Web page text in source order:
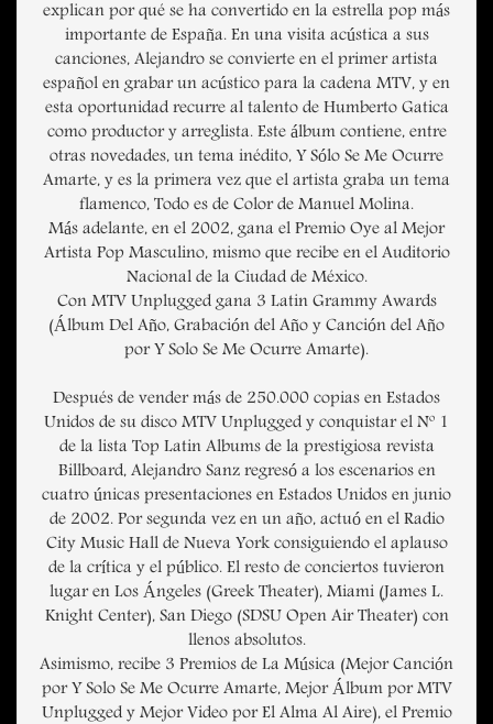
explican por qué se ha convertido en la estrella pop más
importante de España. En una visita acústica a sus
canciones, Alejandro se convierte en el primer artista
español en grabar un acústico para la cadena MTV, y en
esta oportunidad recurre al talento de Humberto Gatica
como productor y arreglista. Este álbum contiene, entre
otras novedades, un tema inédito, Y Sólo Se Me Ocurre
Amarte, y es la primera vez que el artista graba un tema
flamenco, Todo es de Color de Manuel Molina.
Más adelante, en el 2002, gana el Premio Oye al Mejor
Artista Pop Masculino, mismo que recibe en el Auditorio
Nacional de la Ciudad de México.
Con MTV Unplugged gana 3 Latin Grammy Awards
(Álbum Del Año, Grabación del Año y Canción del Año
por Y Solo Se Me Ocurre Amarte).
Después de vender más de 250.000 copias en Estados
Unidos de su disco MTV Unplugged y conquistar el Nº 1
de la lista Top Latin Albums de la prestigiosa revista
Billboard, Alejandro Sanz regresó a los escenarios en
cuatro únicas presentaciones en Estados Unidos en junio
de 2002. Por segunda vez en un año, actuó en el Radio
City Music Hall de Nueva York consiguiendo el aplauso
de la crítica y el público. El resto de conciertos tuvieron
lugar en Los Ángeles (Greek Theater), Miami (James L.
Knight Center), San Diego (SDSU Open Air Theater) con
llenos absolutos.
Asimismo, recibe 3 Premios de La Música (Mejor Canción
por Y Solo Se Me Ocurre Amarte, Mejor Álbum por MTV
Unplugged y Mejor Video por El Alma Al Aire), el Premio